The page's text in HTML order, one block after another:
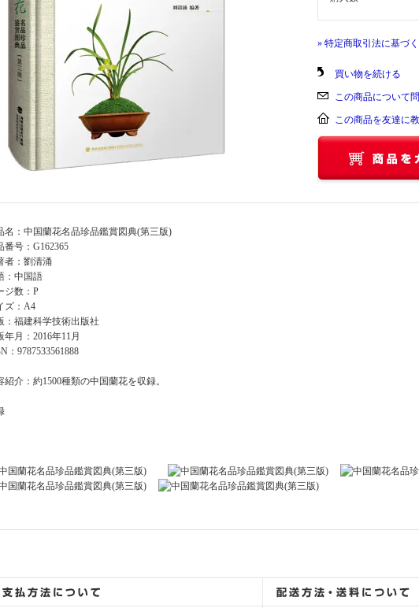
» 特定商取引法に基づ
買い物を続ける
この商品について
この商品を友達に
名：中国蘭花名品珍品鑑賞図典(第三版)
番号：G162365
者：劉清涌
：中国語
ジ数：P
ズ：A4
：福建科学技術出版社
年月：2016年11月
：9787533561888
紹介：約1500種類の中国蘭花を収録。